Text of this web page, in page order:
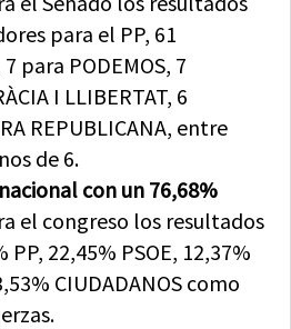
para el PP, 61
para PODEMOS, 7
I LLIBERTAT, 6
REPUBLICANA, entre
de 6.
con un 76,68%
el congreso los resultados
PP, 22,45% PSOE, 12,37%
CIUDADANOS como